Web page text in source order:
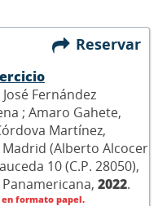
Reservar
Fernández
; Amaro Gahete,
Martínez,
(Alberto Alcocer
10 (C.P. 28050),
2022.
formato papel.